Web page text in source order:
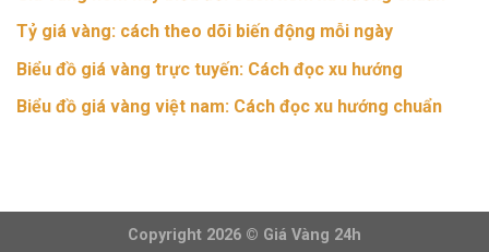
Tỷ giá vàng: cách theo dõi biến động mỗi ngày
Biểu đồ giá vàng trực tuyến: Cách đọc xu hướng
Biểu đồ giá vàng việt nam: Cách đọc xu hướng chuẩn
Copyright 2026 © Giá Vàng 24h